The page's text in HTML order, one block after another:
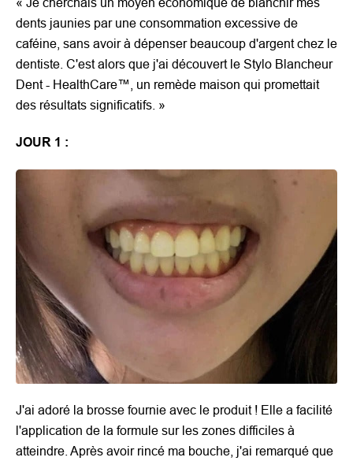
dents jaunies par une consommation excessive de
caféine, sans avoir à dépenser beaucoup d'argent chez le
dentiste. C'est alors que j'ai découvert le Stylo Blancheur
Dent - HealthCare™, un remède maison qui promettait
des résultats significatifs. »
JOUR 1 :
J'ai adoré la brosse fournie avec le produit ! Elle a facilité
l'application de la formule sur les zones difficiles à
atteindre. Après avoir rincé ma bouche, j'ai remarqué que